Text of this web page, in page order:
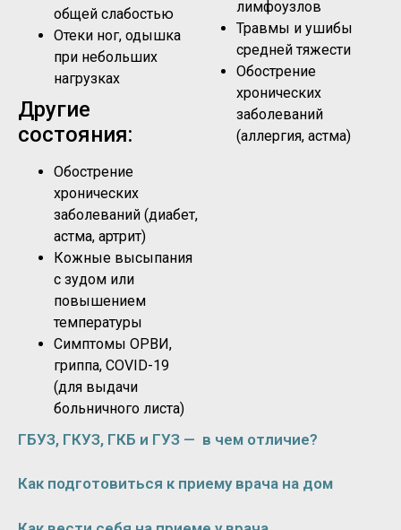
общей слабостью
Отеки ног, одышка
при небольших
нагрузках
Другие
состояния:
Обострение
хронических
заболеваний (диабет,
астма, артрит)
Кожные высыпания
с зудом или
повышением
температуры
Симптомы ОРВИ,
гриппа, COVID-19
(для выдачи
больничного листа)
лимфоузлов
Травмы и ушибы
средней тяжести
Обострение
хронических
заболеваний
(аллергия, астма)
ГБУЗ, ГКУЗ, ГКБ и ГУЗ — в чем отличие?
Как подготовиться к приему врача на дом